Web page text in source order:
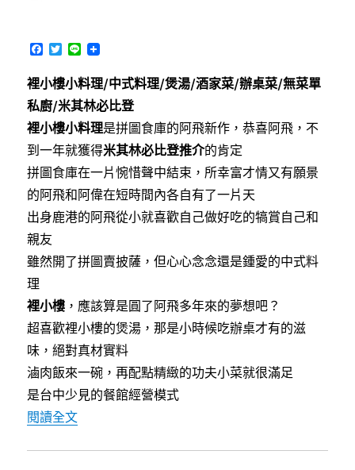
F
c
e
b
o
o
k
T
i
t
t
e
r
L
n
e
裡小樓小料理/中式料理/煲湯/酒家菜/辦桌菜/無菜單
私廚/米其林必比登
裡小樓小料理是拼圖食庫的阿飛新作，恭喜阿飛，不
到一年就獲得米其林必比登推介的肯定
拼圖食庫在一片惋惜聲中結束，所幸富才情又有願景
的阿飛和阿偉在短時間內各自有了一片天
出身鹿港的阿飛從小就喜歡自己做好吃的犒賞自己和
親友
雖然開了拼圖賣披薩，但心心念念還是鍾愛的中式料
理
裡小樓 ，應該算是圓了阿飛多年來的夢想吧？
超喜歡裡小樓的煲湯，那是小時候吃辦桌才有的滋
味，絕對真材實料
滷肉飯來一碗，再配點精緻的功夫小菜就很滿足
是台中少見的餐館經營模式
閱讀全文〈[台中]裡小樓小料理～巷弄中隱藏版私房小菜